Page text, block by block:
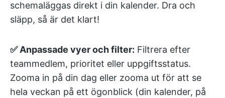
schemaläggas direkt i din kalender. Dra och
släpp, så är det klart!
✅ Anpassade vyer och filter: Filtrera efter
teammedlem, prioritet eller uppgiftsstatus.
Zooma in på din dag eller zooma ut för att se
hela veckan på ett ögonblick (din kalender, på